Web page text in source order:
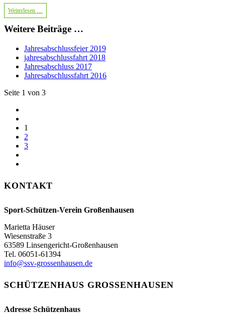
Weiterlesen …
Weitere Beiträge …
Jahresabschlussfeier 2019
jahresabschlussfahrt 2018
Jahresabschluss 2017
Jahresabschlussfahrt 2016
Seite 1 von 3
1
2
3
KONTAKT
Sport-Schützen-Verein Großenhausen
Marietta Häuser
Wiesenstraße 3
63589 Linsengericht-Großenhausen
Tel. 06051-61394
info@ssv-grossenhausen.de
SCHÜTZENHAUS GROSSENHAUSEN
Adresse Schützenhaus